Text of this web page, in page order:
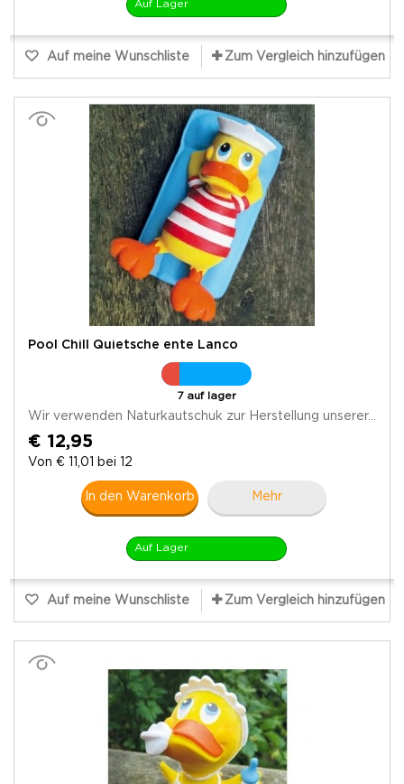
Auf Lager
Auf meine Wunschliste Zum Vergleich hinzufügen
Pool Chill Quietsche ente Lanco
7 auf lager
Wir verwenden Naturkautschuk zur Herstellung unserer...
€ 12,95
Von € 11,01 bei 12
In den Warenkorb Mehr
Auf Lager
Auf meine Wunschliste Zum Vergleich hinzufügen